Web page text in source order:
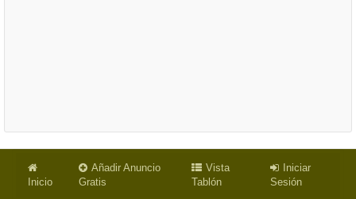
Inicio
Añadir Anuncio
Gratis
Vista
Tablón
Iniciar
Sesión